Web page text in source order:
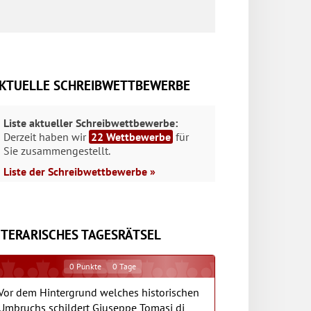
SCHREIBWETTBEWERBE
Liste aktueller Schreibwettbewerbe:
Derzeit haben wir 22 Wettbewerbe für
Sie zusammengestellt.
Liste der Schreibwettbewerbe »
TAGESRÄTSEL
0 Punkte 0 Tage
dem Hintergrund welches historischen
schildert Giuseppe Tomasi di